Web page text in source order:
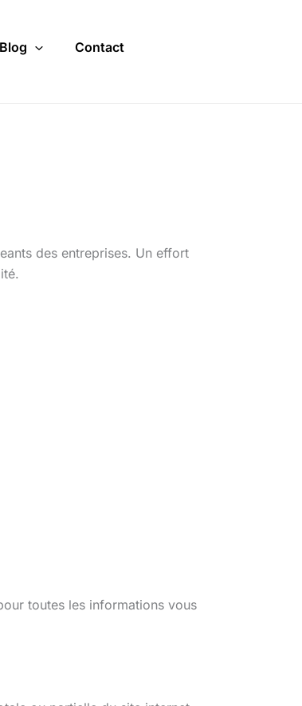
Blog Contact
des entreprises. Un effort
toutes les informations vous